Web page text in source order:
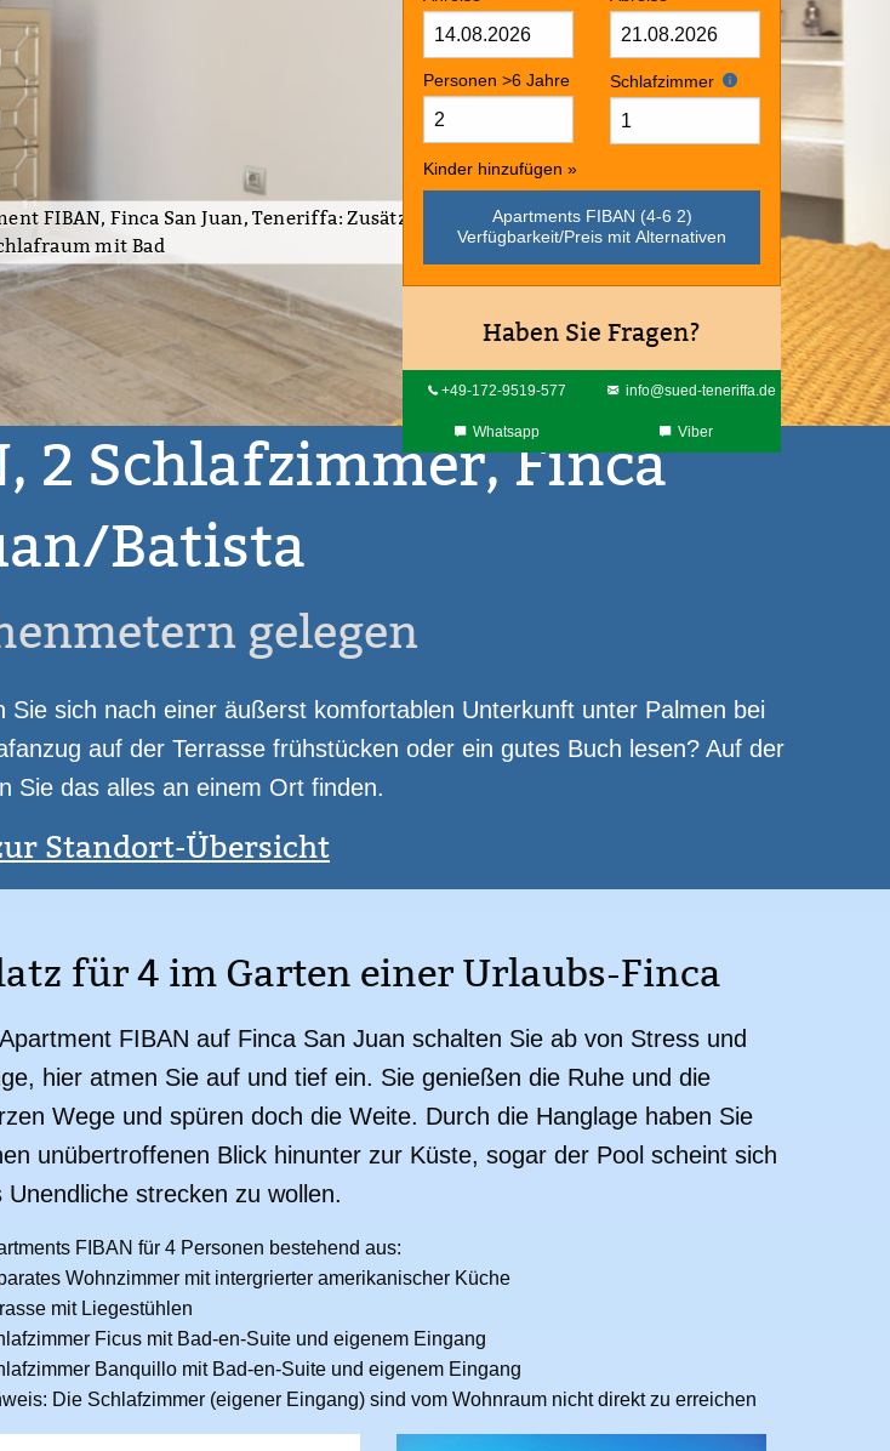
FIBAN, Finca San Juan, Teneriffa: Zusätzlicher
mit Bad
100,00 € - 240,00 € Guía de Isora Video anschauen
Internet WLAN
Obst-/ Gemüseanbau
Parkplatz
Personen >6 Jahre Schlafzimmer
Kinder hinzufügen »
Apartments FIBAN (4-6 2)
Verfügbarkeit/Preis mit Alternativen
Haben Sie Fragen?
+49-172-9519-577 info@sued-teneriffa.de
Whatsapp Viber
2 Schlafzimmer, Finca
Batista
gelegen
sich nach einer äußerst komfortablen Unterkunft unter Palmen bei
auf der Terrasse frühstücken oder ein gutes Buch lesen? Auf der
Sie das alles an einem Ort finden.
Standort-Übersicht
für 4 im Garten einer Urlaubs-Finca
FIBAN auf Finca San Juan schalten Sie ab von Stress und
hier atmen Sie auf und tief ein. Sie genießen die Ruhe und die
Wege und spüren doch die Weite. Durch die Hanglage haben Sie
unübertroffenen Blick hinunter zur Küste, sogar der Pool scheint sich
Unendliche strecken zu wollen.
FIBAN für 4 Personen bestehend aus:
Wohnzimmer mit intergrierter amerikanischer Küche
mit Liegestühlen
Ficus mit Bad-en-Suite und eigenem Eingang
Banquillo mit Bad-en-Suite und eigenem Eingang
Die Schlafzimmer (eigener Eingang) sind vom Wohnraum nicht direkt zu erreichen